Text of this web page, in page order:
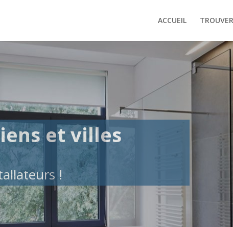
ACCUEIL
et villes
!